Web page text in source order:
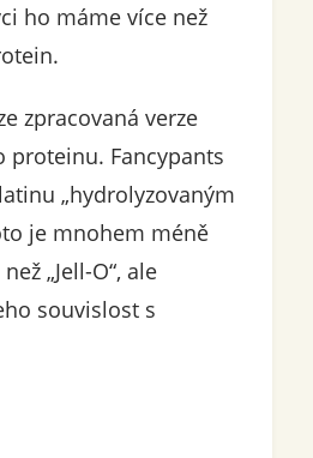
ho máme více než
zpracovaná verze
proteinu. Fancypants
„hydrolyzovaným
je mnohem méně
„Jell-O“, ale
souvislost s